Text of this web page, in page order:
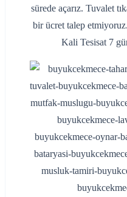
sürede açarız. Tuvalet
bir ücret talep
Kali Tesisat 7